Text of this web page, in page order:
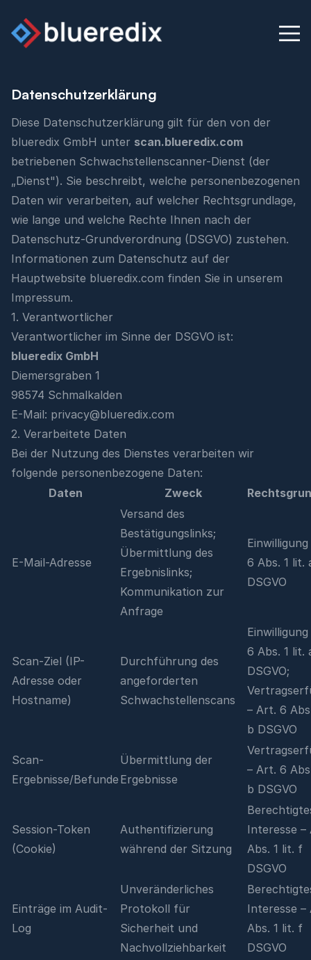
Physischer Security Audit
Blog
Wissensdatenbank
Kontakt
English Deutsch
Datenschutzerklärung
Diese Datenschutzerklärung gilt für den von der
blueredix GmbH unter scan.blueredix.com
betriebenen Schwachstellenscanner-Dienst (der
„Dienst"). Sie beschreibt, welche personenbezogenen
Daten wir verarbeiten, auf welcher Rechtsgrundlage,
wie lange und welche Rechte Ihnen nach der
Datenschutz-Grundverordnung (DSGVO) zustehen.
Informationen zum Datenschutz auf der
Hauptwebsite blueredix.com finden Sie in unserem
Impressum.
1. Verantwortlicher
Verantwortlicher im Sinne der DSGVO ist:
blueredix GmbH
Diemersgraben 1
98574 Schmalkalden
E-Mail: privacy@blueredix.com
2. Verarbeitete Daten
Bei der Nutzung des Dienstes verarbeiten wir
folgende personenbezogene Daten:
Daten
Zweck
E-Mail-Adresse
Versand des
Bestätigungslinks;
Übermittlung des
Ergebnislinks;
Kommunikation zur
Anfrage
6 Abs. 1 lit.
DSGVO
Scan-Ziel (IP-
Adresse oder
Hostname)
Durchführung des
angeforderten
Schwachstellenscans
6 Abs. 1 lit.
DSGVO;
– Art. 6
b DSGVO
Scan-
Ergebnisse/Befunde
Übermittlung der
Ergebnisse
– Art. 6
b DSGVO
Session-Token
(Cookie)
Authentifizierung
während der Sitzung
Interesse –
Abs. 1 lit. f
DSGVO
Einträge im Audit-
Log
Unveränderliches
Protokoll für
Sicherheit und
Nachvollziehbarkeit
Interesse –
Abs. 1 lit. f
DSGVO